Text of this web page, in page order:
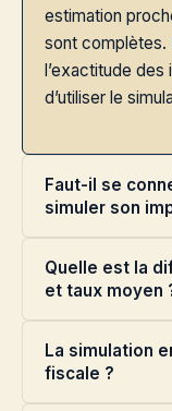
estimation
sont complètes.
l’exactitude
d’utiliser le
Faut-il se
simuler son
Quelle est la
et taux moyen
La simulation
fiscale ?